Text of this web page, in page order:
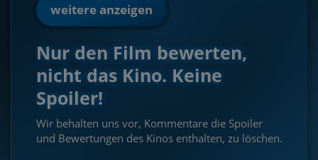
weitere anzeigen
Nur den Film bewerten,
nicht das Kino. Keine
Spoiler!
Wir behalten uns vor, Kommentare die Spoiler
und Bewertungen des Kinos enthalten, zu löschen.